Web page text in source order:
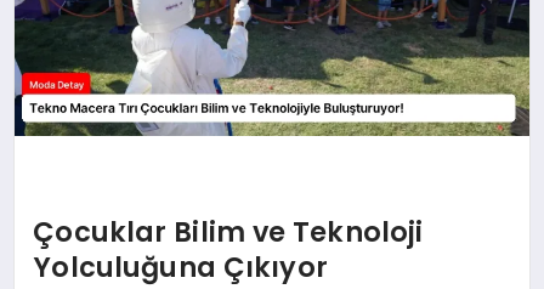
Çocuklar Bilim ve Teknoloji
Yolculuğuna Çıkıyor